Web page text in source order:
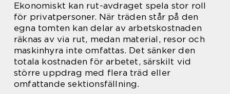
Ekonomiskt kan rut-avdraget spela stor roll
för privatpersoner. När träden står på den
egna tomten kan delar av arbetskostnaden
räknas av via rut, medan material, resor och
maskinhyra inte omfattas. Det sänker den
totala kostnaden för arbetet, särskilt vid
större uppdrag med flera träd eller
omfattande sektionsfällning.